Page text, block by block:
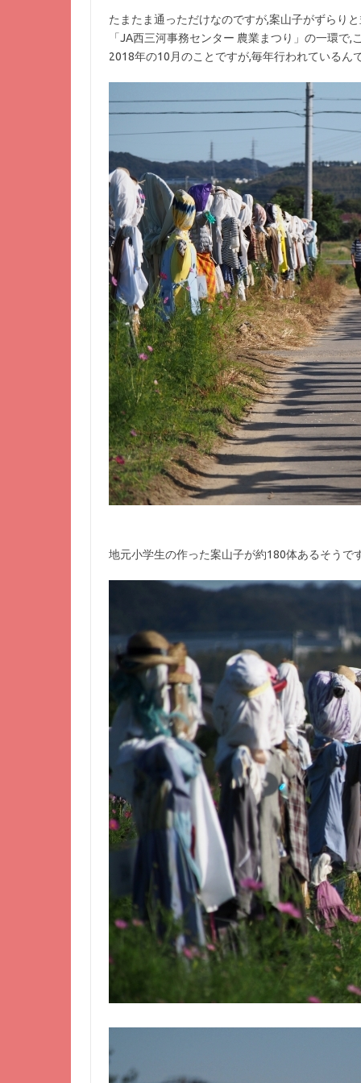
たまたま通っただけなのですが,案山子がずらり
「JA西三河事務センター 農業まつり」の一環
2018年の10月のことですが,毎年行われているん
地元小学生の作った案山子が約180体あるそうで